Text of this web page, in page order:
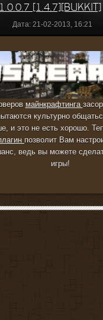
[1.4.7][BUKKIT]
Дата: 21-02-2013, 16:21
майнкрафтинга
культурно
и это не есть хорошо.
позволит Вам
ведь вы можете
игры!